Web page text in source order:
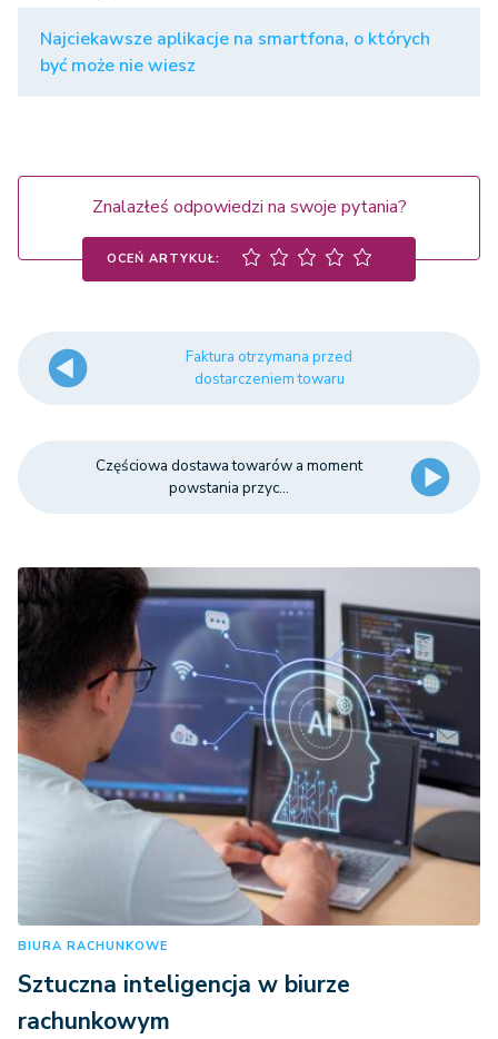
Najciekawsze aplikacje na smartfona, o których
być może nie wiesz
Znalazłeś odpowiedzi na swoje pytania?
OCEŃ ARTYKUŁ:
Faktura otrzymana przed
dostarczeniem towaru
Częściowa dostawa towarów a moment
powstania przyc...
BIURA RACHUNKOWE
Sztuczna inteligencja w biurze
rachunkowym